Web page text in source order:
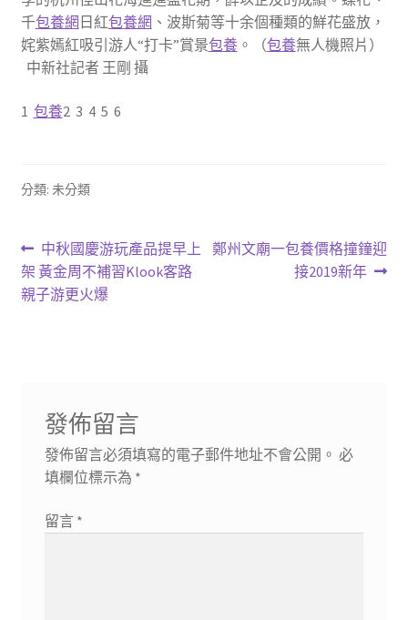
千包養網 日紅包養網 、波斯菊等十余個種類的鮮花盛放，
姹紫嫣紅吸引游人“打卡”賞景包養。（包養無人機照片）
中新社記者 王剛 攝
1 包養2 3 4 5 6
分類: 未分類
文
章
上
一
篇
中秋國慶游玩產品提早上
架 黃金周不補習Klook客路
親子游更火爆
下
鄭州文廟一包養價格撞鐘迎
接2019新年
發佈留言
發佈留言必須填寫的電子郵件地址不會公開。 必
填欄位標示為 *
留言 *